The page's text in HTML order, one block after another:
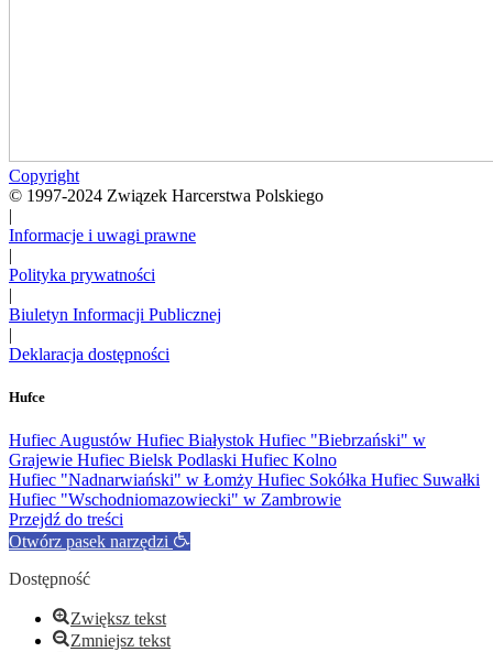
Copyright
© 1997-2024 Związek Harcerstwa Polskiego
|
Informacje i uwagi prawne
|
Polityka prywatności
|
Biuletyn Informacji Publicznej
|
Deklaracja dostępności
Hufce
Hufiec Augustów Hufiec Białystok Hufiec "Biebrzański" w
Grajewie Hufiec Bielsk Podlaski Hufiec Kolno
Hufiec "Nadnarwiański" w Łomży Hufiec Sokółka Hufiec Suwałki
Hufiec "Wschodniomazowiecki" w Zambrowie
Przejdź do treści
Otwórz pasek narzędzi
Dostępność
Zwiększ tekst
Zmniejsz tekst